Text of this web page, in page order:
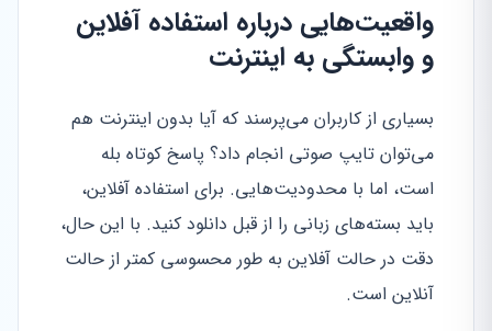
واقعیت‌هایی درباره استفاده آفلاین
و وابستگی به اینترنت
بسیاری از کاربران می‌پرسند که آیا بدون اینترنت هم
می‌توان تایپ صوتی انجام داد؟ پاسخ کوتاه بله
است، اما با محدودیت‌هایی. برای استفاده آفلاین،
باید بسته‌های زبانی را از قبل دانلود کنید. با این حال،
دقت در حالت آفلاین به طور محسوسی کمتر از حالت
آنلاین است.